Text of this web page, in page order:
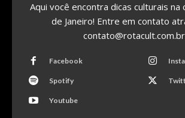
Aqui você encontra dicas culturais na
de Janeiro! Entre em contato
contato@rotacult.com.br
Facebook
Spotify
Youtube